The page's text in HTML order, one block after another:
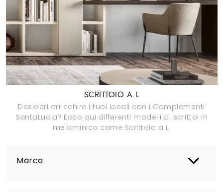
Marca
SCRITTOIO A L
Desideri arricchire i tuoi locali con i Complementi
SantaLucia? Ecco qui differenti modelli di scrittoi in
melaminico come Scrittoio a L.